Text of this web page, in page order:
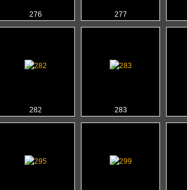
276 277
282 283